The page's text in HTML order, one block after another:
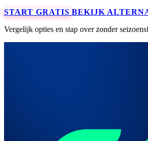
START GRATISBEKIJK
Vergelijk opties en stap over zonder